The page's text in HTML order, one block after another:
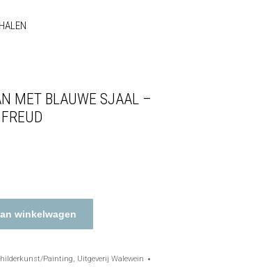
MET BLAUWE SJAAL –
winkelwagen
Painting, Uitgeverij Walewein